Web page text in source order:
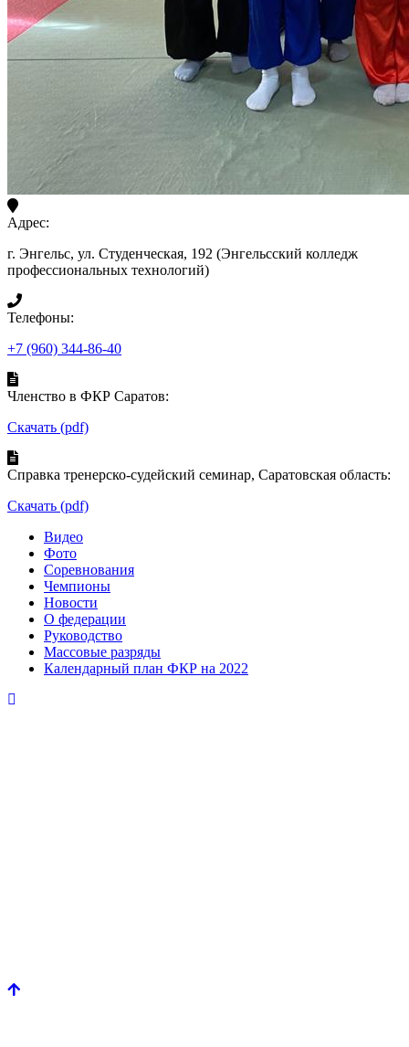
Адрес:
г. Энгельс, ул. Студенческая, 192 (Энгельсский колледж
профессиональных технологий)
Телефоны:
+7 (960) 344-86-40
Членство в ФКР Саратов:
Скачать (pdf)
Справка тренерско-судейский семинар, Саратовская область:
Скачать (pdf)
Видео
Фото
Соревнования
Чемпионы
Новости
О федерации
Руководство
Массовые разряды
Календарный план ФКР на 2022